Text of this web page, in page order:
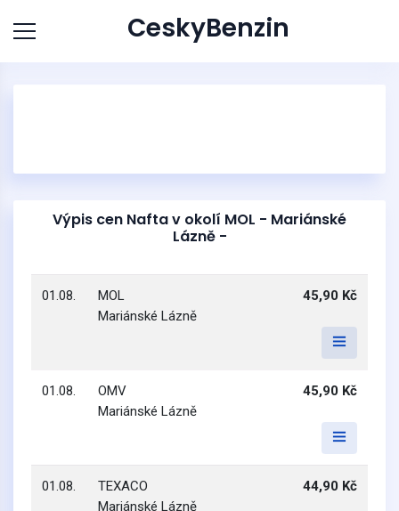
CeskyBenzin
Výpis cen Nafta v okolí MOL - Mariánské
Lázně -
01.08.
MOL
Mariánské Lázně
45,90 Kč
01.08.
OMV
Mariánské Lázně
45,90 Kč
01.08.
TEXACO
Mariánské Lázně
44,90 Kč